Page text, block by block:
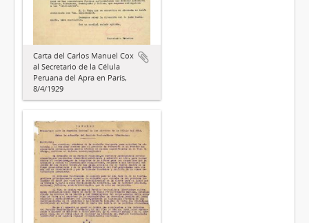
Carta del Carlos Manuel Cox
al Secretario de la Célula
Peruana del Apra en París,
8/4/1929